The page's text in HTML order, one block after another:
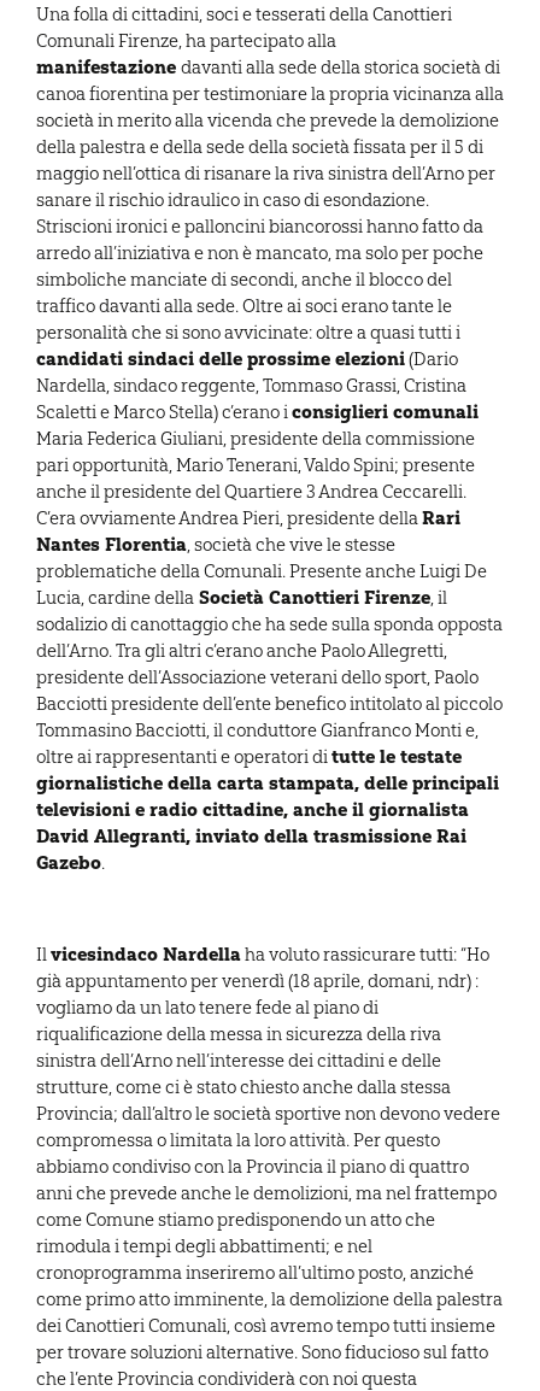
Una folla di cittadini, soci e tesserati della Canottieri
Comunali Firenze, ha partecipato alla
manifestazione davanti alla sede della storica società di
canoa fiorentina per testimoniare la propria vicinanza alla
società in merito alla vicenda che prevede la demolizione
della palestra e della sede della società fissata per il 5 di
maggio nell’ottica di risanare la riva sinistra dell’Arno per
sanare il rischio idraulico in caso di esondazione.
Striscioni ironici e palloncini biancorossi hanno fatto da
arredo all’iniziativa e non è mancato, ma solo per poche
simboliche manciate di secondi, anche il blocco del
traffico davanti alla sede. Oltre ai soci erano tante le
personalità che si sono avvicinate: oltre a quasi tutti i
candidati sindaci delle prossime elezioni(Dario
Nardella, sindaco reggente, Tommaso Grassi, Cristina
Scaletti e Marco Stella) c’erano iconsiglieri comunali
Maria Federica Giuliani, presidente della commissione
pari opportunità, Mario Tenerani, Valdo Spini; presente
anche il presidente del Quartiere 3 Andrea Ceccarelli.
C’era ovviamente Andrea Pieri, presidente dellaRari
Nantes Florentia, società che vive le stesse
problematiche della Comunali. Presente anche Luigi De
Lucia, cardine della Società Canottieri Firenze, il
sodalizio di canottaggio che ha sede sulla sponda opposta
dell’Arno. Tra gli altri c’erano anche Paolo Allegretti,
presidente dell’Associazione veterani dello sport, Paolo
Bacciotti presidente dell’ente benefico intitolato al piccolo
Tommasino Bacciotti, il conduttore Gianfranco Monti e,
oltre ai rappresentanti e operatori ditutte le testate
giornalistiche della carta stampata, delle principali
televisioni e radio cittadine, anche il giornalista
David Allegranti, inviato della trasmissione Rai
Gazebo.
Ilvicesindaco Nardellaha voluto rassicurare tutti: “Ho
già appuntamento per venerdì (18 aprile, domani, ndr) :
vogliamo da un lato tenere fede al piano di
riqualificazione della messa in sicurezza della riva
sinistra dell’Arno nell’interesse dei cittadini e delle
strutture, come ci è stato chiesto anche dalla stessa
Provincia; dall’altro le società sportive non devono vedere
compromessa o limitata la loro attività. Per questo
abbiamo condiviso con la Provincia il piano di quattro
anni che prevede anche le demolizioni, ma nel frattempo
come Comune stiamo predisponendo un atto che
rimodula i tempi degli abbattimenti; e nel
cronoprogramma inseriremo all’ultimo posto, anziché
come primo atto imminente, la demolizione della palestra
dei Canottieri Comunali, così avremo tempo tutti insieme
per trovare soluzioni alternative. Sono fiducioso sul fatto
che l’ente Provincia condividerà con noi questa